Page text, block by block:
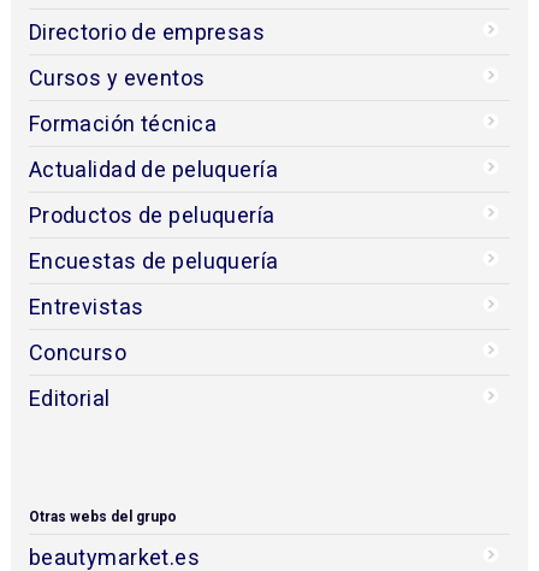
Directorio de empresas
Cursos y eventos
Formación técnica
Actualidad de peluquería
Productos de peluquería
Encuestas de peluquería
Entrevistas
Concurso
Editorial
Otras webs del grupo
beautymarket.es